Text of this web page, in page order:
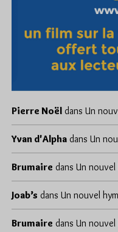
Pierre Noël dans Un
Yvan d'Alpha dans Un
Brumaire dans Un nouvel
Joab’s dans Un nouvel
Brumaire dans Un nouvel